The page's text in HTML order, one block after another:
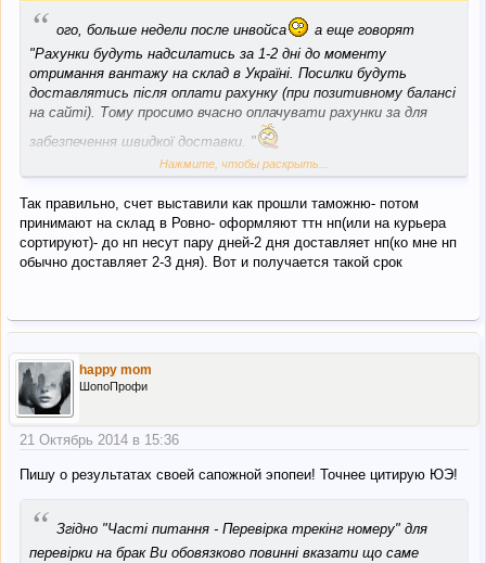
“ ого, больше недели после инвойса
а еще говорят
"Рахунки будуть надсилатись за 1-2 дні до моменту
отримання вантажу на склад в Україні. Посилки будуть
доставлятись після оплати рахунку (при позитивному балансі
на сайті). Тому просимо вчасно оплачувати рахунки за для
забезпечення швидкої доставки. "
значит раньше следующей недели и нечего дергаться)
Нажмите, чтобы раскрыть...
Так правильно, счет выставили как прошли таможню- потом
принимают на склад в Ровно- оформляют ттн нп(или на курьера
сортируют)- до нп несут пару дней-2 дня доставляет нп(ко мне нп
обычно доставляет 2-3 дня). Вот и получается такой срок
happy mom
ШопоПрофи
21 Октябрь 2014 в 15:36
Пишу о результатах своей сапожной эпопеи! Точнее цитирую ЮЭ!
“ Згідно "Часті питання - Перевірка трекінг номеру" для
перевірки на брак Ви обовязково повинні вказати що саме